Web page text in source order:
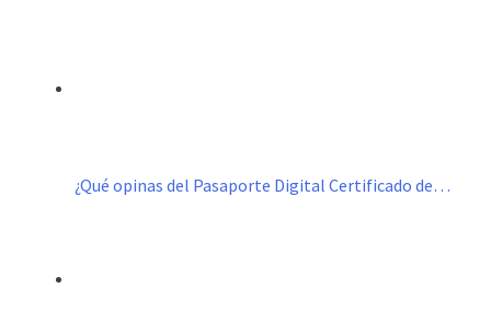
¿Qué opinas del Pasaporte Digital Certificado de…